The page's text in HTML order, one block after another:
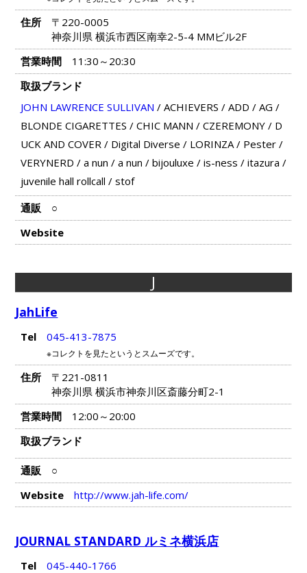
住所
〒220-0005
神奈川県 横浜市西区南幸2-5-4 MMビル2F
営業時間
11:30～20:30
取扱ブランド
JOHN LAWRENCE SULLIVAN / ACHIEVERS / ADD / AG /
BLONDE CIGARETTES / CHIC MANN / CZEREMONY/ D
UCK AND COVER/ Digital Diverse / LORINZA/ Pester/
VERYNERD / a nun / a nun / bijouluxe / is-ness / itazura /
juvenile hall rollcall / stof
通販
○
Website
J
JahLife
Tel 045-413-7875
※コレクトを見たというとスムーズです。
住所
〒221-0811
神奈川県 横浜市神奈川区斎藤分町2-1
営業時間
12:00～20:00
取扱ブランド
通販
○
Website
http://www.jah-life.com/
JOURNAL STANDARD ルミネ横浜店
Tel 045-440-1766